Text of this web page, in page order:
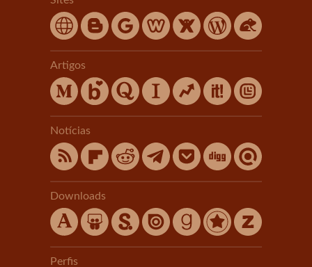
Artigos
Notícias
Downloads
Perfis